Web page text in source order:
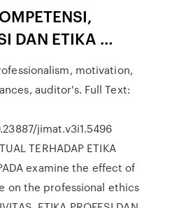
DAN ETIKA …
motivation,
auditor's. Full Text:
jimat.v3i1.5496
TERHADAP ETIKA
examine the effect of
on the professional ethics